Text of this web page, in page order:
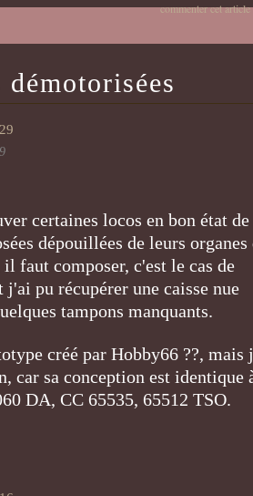
commenter cet article
certaines locos en bon état de
dépouillées de leurs organes
faut composer, c'est le cas de
pu récupérer une caisse nue
tampons manquants.
créé par Hobby66 ??, mais
car sa conception est identique
DA, CC 65535, 65512 TSO.